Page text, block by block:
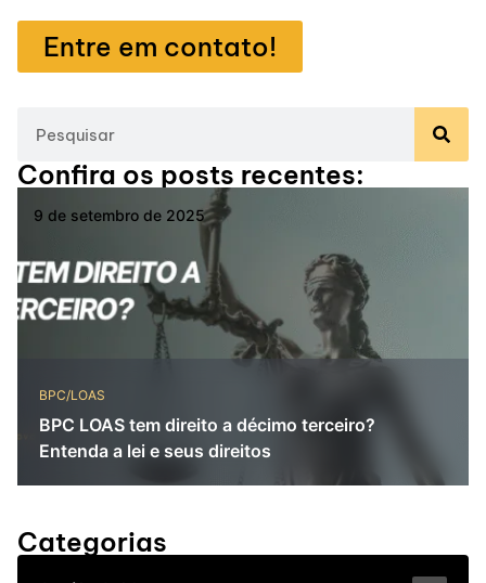
Entre em contato!
Confira os posts recentes:
9 de setembro de 2025
BPC/LOAS
BPC LOAS tem direito a décimo terceiro?
Entenda a lei e seus direitos
Categorias